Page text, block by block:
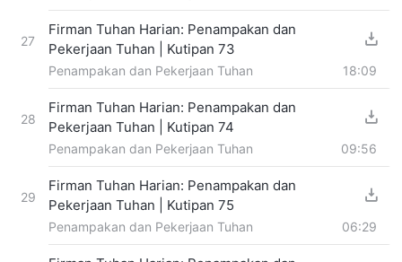
27
Firman Tuhan Harian: Penampakan dan
Pekerjaan Tuhan | Kutipan 73
Penampakan dan Pekerjaan Tuhan 18:09
28
Firman Tuhan Harian: Penampakan dan
Pekerjaan Tuhan | Kutipan 74
Penampakan dan Pekerjaan Tuhan 09:56
29
Firman Tuhan Harian: Penampakan dan
Pekerjaan Tuhan | Kutipan 75
Penampakan dan Pekerjaan Tuhan 06:29